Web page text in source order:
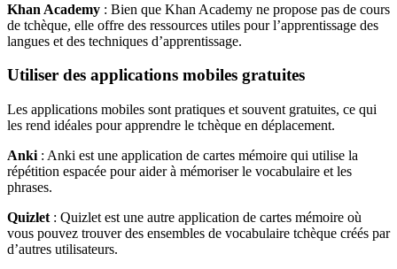
Khan Academy : Bien que Khan Academy ne propose pas de cours
de tchèque, elle offre des ressources utiles pour l’apprentissage des
langues et des techniques d’apprentissage.
Utiliser des applications mobiles gratuites
Les applications mobiles sont pratiques et souvent gratuites, ce qui
les rend idéales pour apprendre le tchèque en déplacement.
Anki : Anki est une application de cartes mémoire qui utilise la
répétition espacée pour aider à mémoriser le vocabulaire et les
phrases.
Quizlet : Quizlet est une autre application de cartes mémoire où
vous pouvez trouver des ensembles de vocabulaire tchèque créés par
d’autres utilisateurs.